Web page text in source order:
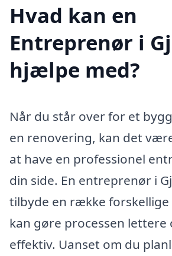
Hvad kan en
Entreprenør i
hjælpe med?
Når du står over for et
en renovering, kan det
at have en professionel
din side. En entreprenør i
tilbyde en række forskellige
kan gøre processen lettere
effektiv. Uanset om du